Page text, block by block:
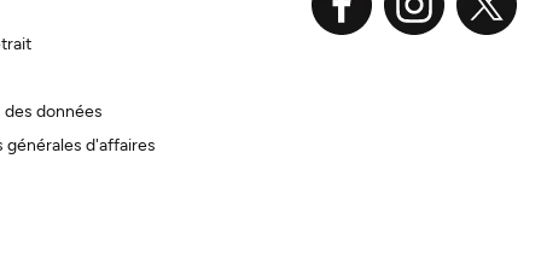
données
générales d'affaires